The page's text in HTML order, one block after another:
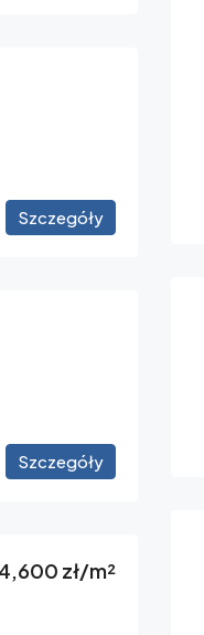
Szczegóły
Szczegóły
4,600 zł/m²